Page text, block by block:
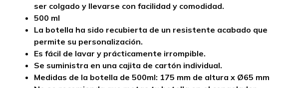
ser colgado y llevarse con facilidad y comodidad.
500 ml
La botella ha sido recubierta de un resistente acabado que
permite su personalización.
Es fácil de lavar y prácticamente irrompible.
Se suministra en una cajita de cartón individual.
Medidas de la botella de 500ml: 175 mm de altura x Ø65 mm